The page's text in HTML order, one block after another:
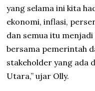
yang selama ini kita
ekonomi, inflasi,
dan semua itu
bersama pemerintah
stakeholder yang ada
Utara,” ujar Olly.